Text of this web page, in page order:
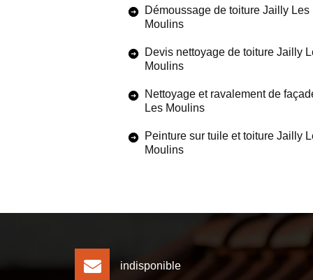
Démoussage de toiture Jailly Les
Moulins
Devis nettoyage de toiture Jailly
Moulins
Nettoyage et ravalement de
Les Moulins
Peinture sur tuile et toiture Jailly
Moulins
indisponible